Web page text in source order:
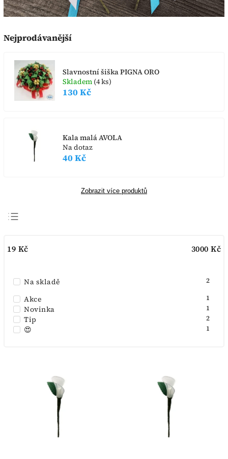
Nejprodávanější
Slavnostní šiška PIGNA ORO
Skladem (4 ks)
130 Kč
Kala malá AVOLA
Na dotaz
40 Kč
Zobrazit více produktů
Nejlevnější
Nejprodávanější
Abecedně
19 Kč 3000 Kč
Na skladě 2
Akce 1
Novinka 1
Tip 2
😍 1